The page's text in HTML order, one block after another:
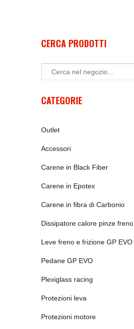
CERCA PRODOTTI
CATEGORIE
Outlet
Accessori
Carene in Black Fiber
Carene in Epotex
Carene in fibra di Carbonio
Dissipatore calore pinze freno
Leve freno e frizione GP EVO
Pedane GP EVO
Plexiglass racing
Protezioni leva
Protezioni motore